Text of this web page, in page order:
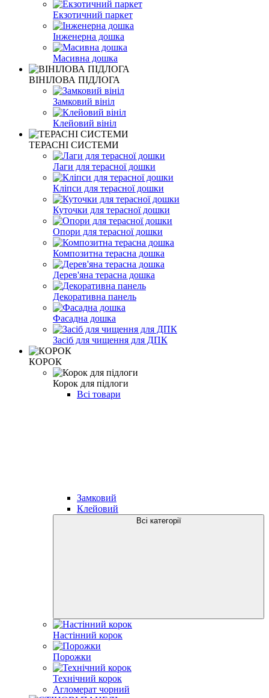
Екзотичний паркет
Інженерна дошка
Масивна дошка
ВІНІЛОВА ПІДЛОГА
Замковий вініл
Клейовий вініл
ТЕРАСНІ СИСТЕМИ
Лаги для терасної дошки
Кліпси для терасної дошки
Куточки для терасної дошки
Опори для терасної дошки
Композитна терасна дошка
Дерев'яна терасна дошка
Декоративна панель
Фасадна дошка
Засіб для чищення для ДПК
КОРОК
Корок для підлоги
Всі товари
Замковий
Клейовий
Всі категорії
Настінний корок
Порожки
Технічний корок
Агломерат чорний